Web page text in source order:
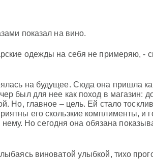
показал на вино.
одежды на себя не примеряю, -
на будущее. Сюда она пришла
был для нее как поход в магазин:
Но, главное – цель. Ей стало
его скользкие комплименты, и
нему. Но сегодня она обязана
виноватой улыбкой, тихо